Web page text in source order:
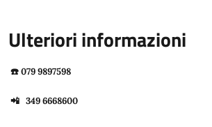
Ulteriori informazioni
☎️079 9897598
📲 349 6668600